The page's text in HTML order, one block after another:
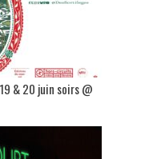
& 20 juin soirs @